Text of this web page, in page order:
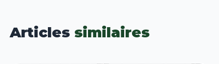
Articles similaires